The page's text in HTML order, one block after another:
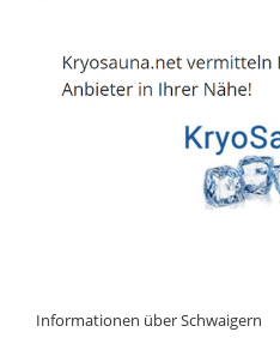
Informationen über Schwaigern